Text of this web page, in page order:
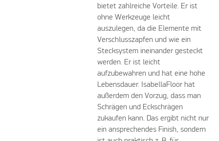
bietet zahlreiche Vorteile. Er ist
ohne Werkzeuge leicht
auszulegen, da die Elemente mit
Verschlusszapfen und wie ein
Stecksystem ineinander gesteckt
werden. Er ist leicht
aufzubewahren und hat eine hohe
Lebensdauer. IsabellaFloor hat
außerdem den Vorzug, dass man
Schrägen und Eckschrägen
zukaufen kann. Das ergibt nicht nur
ein ansprechendes Finish, sondern